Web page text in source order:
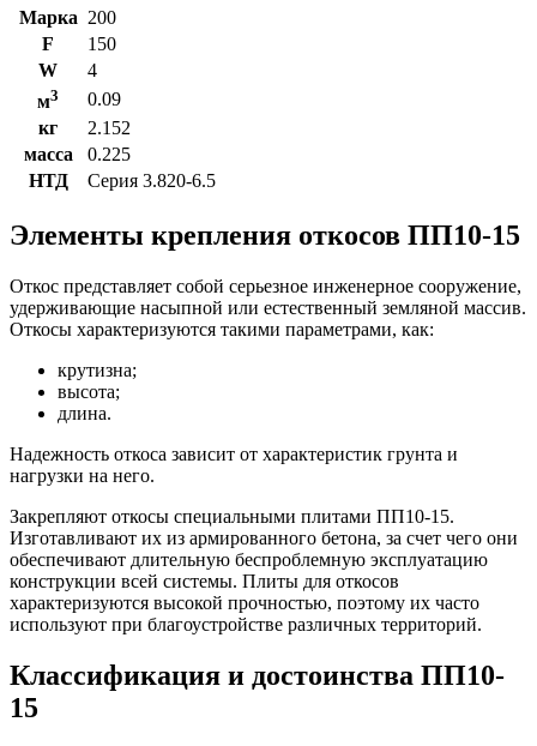
Марка 200
F
150
W
4
м3
0.09
кг
2.152
масса
0.225
НТД
Серия 3.820-6.5
Элементы крепления откосов ПП10-15
Откос представляет собой серьезное инженерное сооружение,
удерживающие насыпной или естественный земляной массив.
Откосы характеризуются такими параметрами, как:
крутизна;
высота;
длина.
Надежность откоса зависит от характеристик грунта и
нагрузки на него.
Закрепляют откосы специальными плитами ПП10-15.
Изготавливают их из армированного бетона, за счет чего они
обеспечивают длительную беспроблемную эксплуатацию
конструкции всей системы. Плиты для откосов
характеризуются высокой прочностью, поэтому их часто
используют при благоустройстве различных территорий.
Классификация и достоинства ПП10-
15